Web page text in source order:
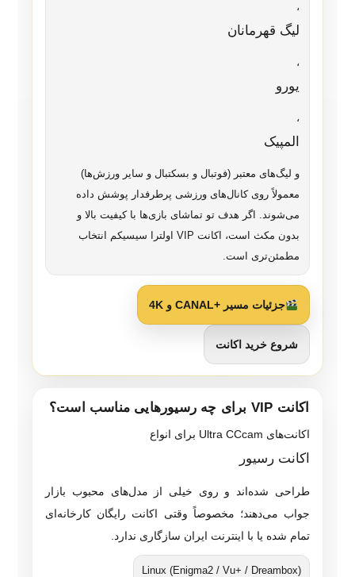
،
لیگ قهرمانان
،
یورو
،
المپیک
و لیگ‌های معتبر (فوتبال و بسکتبال و سایر ورزش‌ها)
معمولاً روی کانال‌های ورزشی پرطرفدار پوشش داده
می‌شوند. اگر هدف تو تماشای بازی‌ها با کیفیت بالا و
بدون مکث است، اکانت VIP اولترا سیسیکم انتخاب
مطمئن‌تری است.
جزئیات مسیر +CANAL و 4K
شروع خرید اکانت
اکانت VIP برای چه رسیورهایی مناسب است؟
اکانت‌های Ultra CCcam برای انواع
اکانت رسیور
طراحی شده‌اند و روی خیلی از مدل‌های محبوب بازار
جواب می‌دهند؛ مخصوصاً وقتی اکانت رایگان کارخانه‌ای
تمام شده یا با اینترنت ایران سازگاری ندارد.
Linux (Enigma2 / Vu+ / Dreambox)